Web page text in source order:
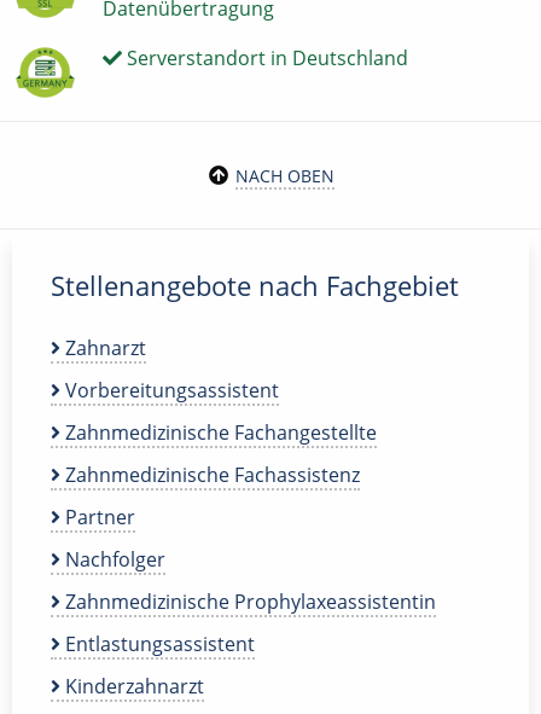
Datenübertragung
Serverstandort in Deutschland
NACH OBEN
Stellenangebote nach Fachgebiet
Zahnarzt
Vorbereitungsassistent
Zahnmedizinische Fachangestellte
Zahnmedizinische Fachassistenz
Partner
Nachfolger
Zahnmedizinische Prophylaxeassistentin
Entlastungsassistent
Kinderzahnarzt